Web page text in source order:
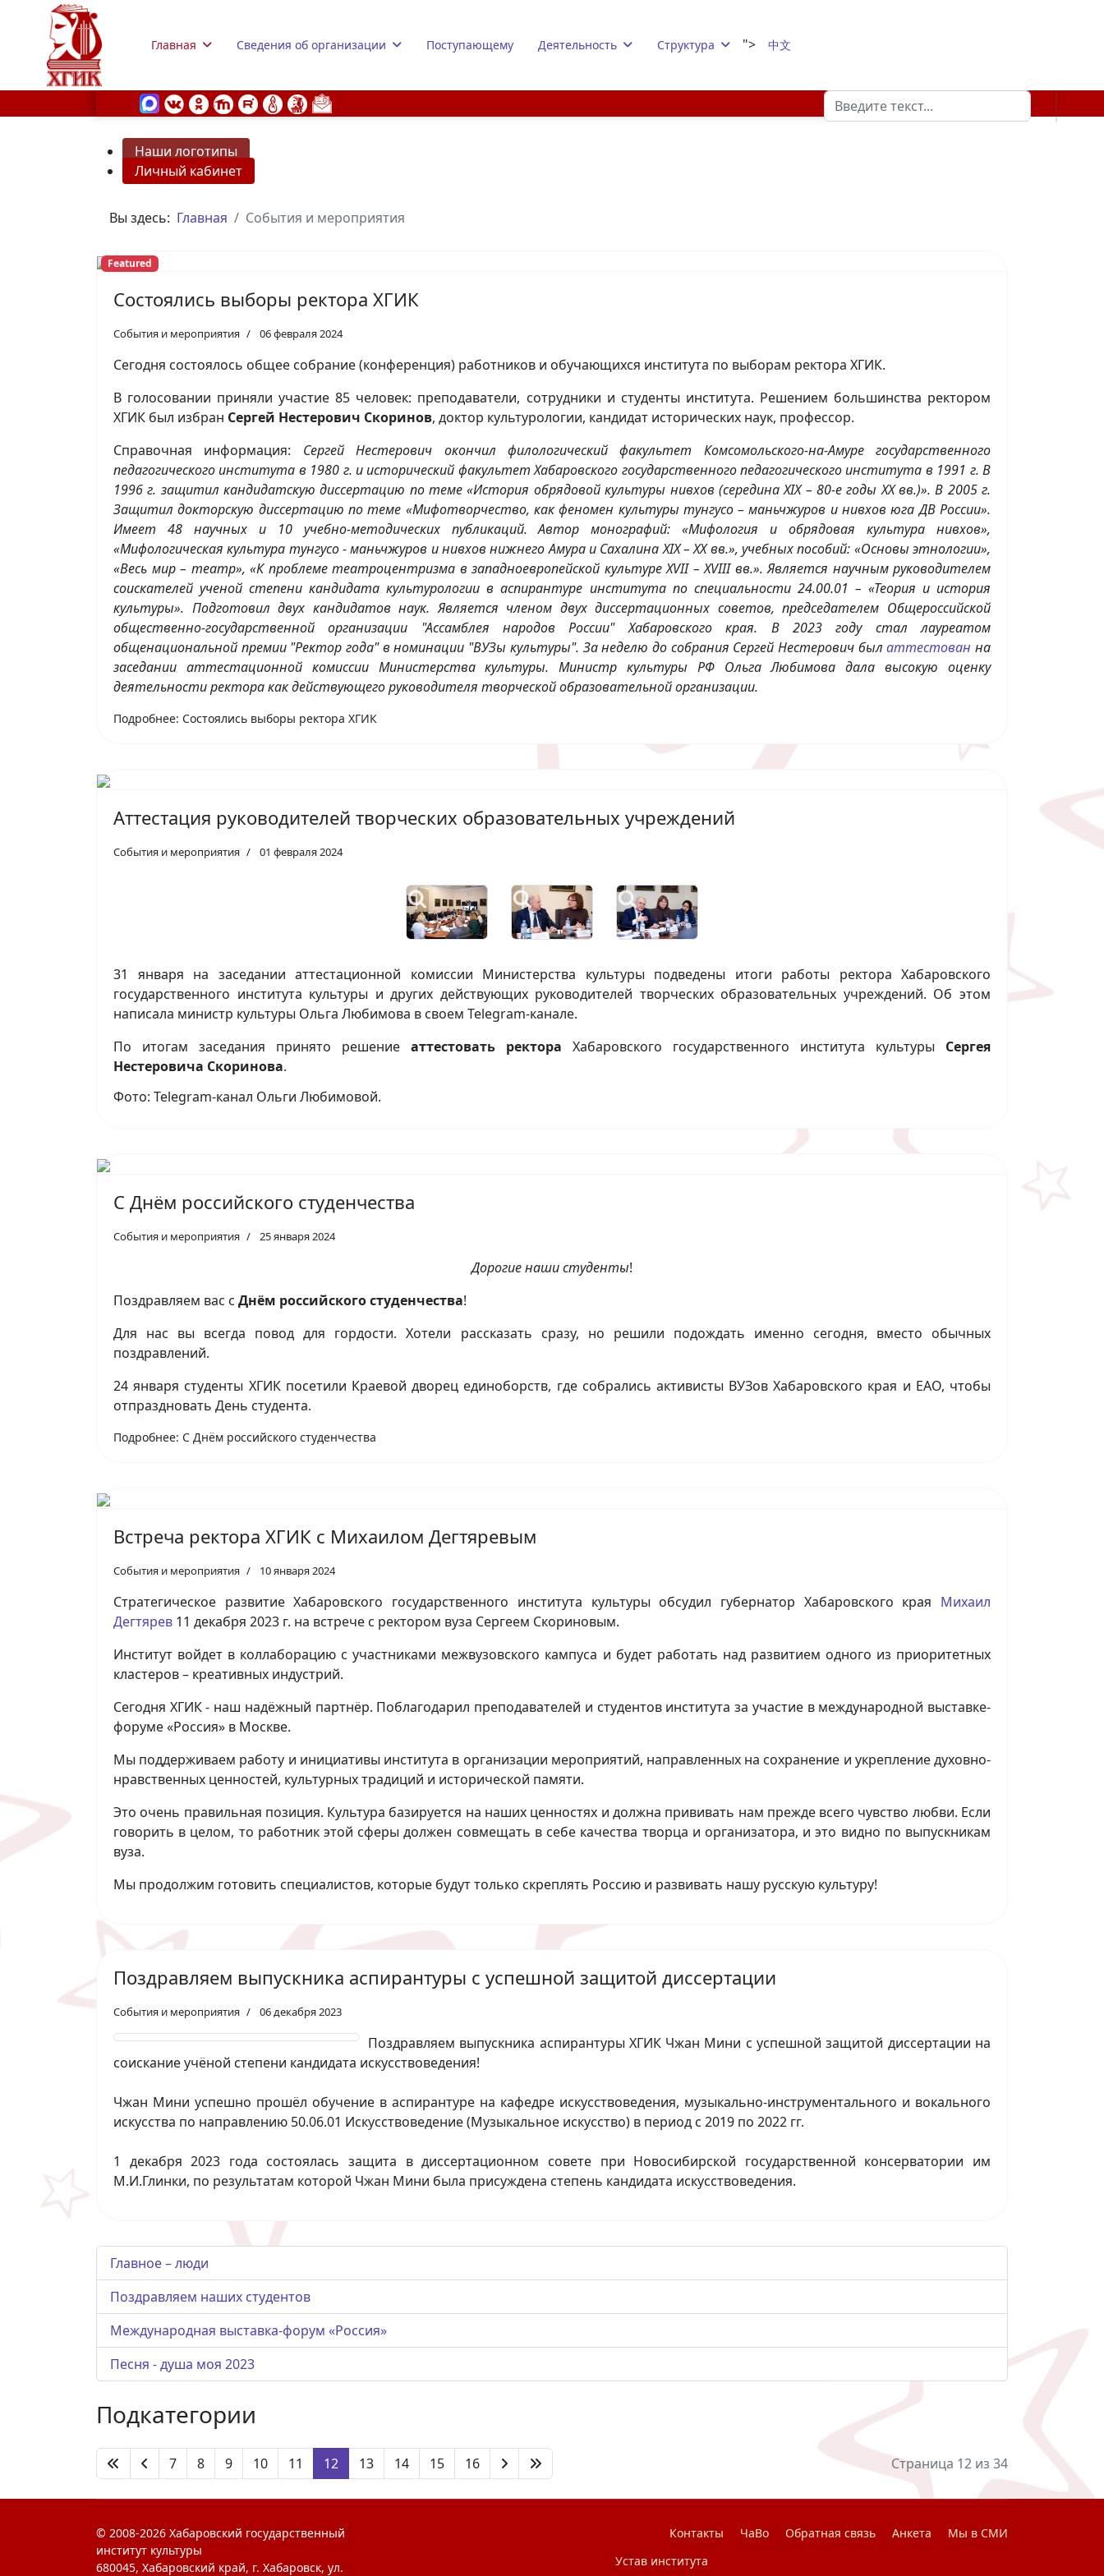
Главная Сведения об организации Поступающему Деятельность Структура "> 中文
Поиск
Наши логотипы
Личный кабинет
Вы здесь: Главная События и мероприятия
Featured
Состоялись выборы ректора ХГИК
События и мероприятия 06 февраля 2024
Сегодня состоялось общее собрание (конференция) работников и обучающихся института по выборам ректора ХГИК.
В голосовании приняли участие 85 человек: преподаватели, сотрудники и студенты института. Решением большинства ректором
ХГИК был избран Сергей Нестерович Скоринов, доктор культурологии, кандидат исторических наук, профессор.
Справочная информация: Сергей Нестерович окончил филологический факультет Комсомольского-на-Амуре государственного
педагогического института в 1980 г. и исторический факультет Хабаровского государственного педагогического института в 1991 г. В
1996 г. защитил кандидатскую диссертацию по теме «История обрядовой культуры нивхов (середина XIX – 80-е годы ХХ вв.)». В 2005 г.
Защитил докторскую диссертацию по теме «Мифотворчество, как феномен культуры тунгусо – маньчжуров и нивхов юга ДВ России».
Имеет 48 научных и 10 учебно-методических публикаций. Автор монографий: «Мифология и обрядовая культура нивхов»,
«Мифологическая культура тунгусо - маньчжуров и нивхов нижнего Амура и Сахалина XIX – XX вв.», учебных пособий: «Основы этнологии»,
«Весь мир – театр», «К проблеме театроцентризма в западноевропейской культуре XVII – XVIII вв.». Является научным руководителем
соискателей ученой степени кандидата культурологии в аспирантуре института по специальности 24.00.01 – «Теория и история
культуры». Подготовил двух кандидатов наук. Является членом двух диссертационных советов, председателем Общероссийской
общественно-государственной организации "Ассамблея народов России" Хабаровского края. В 2023 году стал лауреатом
общенациональной премии "Ректор года" в номинации "ВУЗы культуры". За неделю до собрания Сергей Нестерович былаттестован на
заседании аттестационной комиссии Министерства культуры. Министр культуры РФ Ольга Любимова дала высокую оценку
деятельности ректора как действующего руководителя творческой образовательной организации.
Подробнее: Состоялись выборы ректора ХГИК
Аттестация руководителей творческих образовательных учреждений
События и мероприятия 01 февраля 2024
31 января на заседании аттестационной комиссии Министерства культуры подведены итоги работы ректора Хабаровского
государственного института культуры и других действующих руководителей творческих образовательных учреждений. Об этом
написала министр культуры Ольга Любимова в своем Telegram-канале.
По итогам заседания принято решение аттестовать ректора Хабаровского государственного института культуры Сергея
Нестеровича Скоринова.
Фото: Telegram-канал Ольги Любимовой.
С Днём российского студенчества
События и мероприятия 25 января 2024
Дорогие наши студенты!
Поздравляем вас с Днём российского студенчества!
Для нас вы всегда повод для гордости. Хотели рассказать сразу, но решили подождать именно сегодня, вместо обычных
поздравлений.
24 января студенты ХГИК посетили Краевой дворец единоборств, где собрались активисты ВУЗов Хабаровского края и ЕАО, чтобы
отпраздновать День студента.
Подробнее: С Днём российского студенчества
Встреча ректора ХГИК с Михаилом Дегтяревым
События и мероприятия 10 января 2024
Стратегическое развитие Хабаровского государственного института культуры обсудил губернатор Хабаровского края Михаил
Дегтярев 11 декабря 2023 г. на встрече с ректором вуза Сергеем Скориновым.
Институт войдет в коллаборацию с участниками межвузовского кампуса и будет работать над развитием одного из приоритетных
кластеров – креативных индустрий.
Сегодня ХГИК - наш надёжный партнёр. Поблагодарил преподавателей и студентов института за участие в международной выставке-
форуме «Россия» в Москве.
Мы поддерживаем работу и инициативы института в организации мероприятий, направленных на сохранение и укрепление духовно-
нравственных ценностей, культурных традиций и исторической памяти.
Это очень правильная позиция. Культура базируется на наших ценностях и должна прививать нам прежде всего чувство любви. Если
говорить в целом, то работник этой сферы должен совмещать в себе качества творца и организатора, и это видно по выпускникам
вуза.
Мы продолжим готовить специалистов, которые будут только скреплять Россию и развивать нашу русскую культуру!
Поздравляем выпускника аспирантуры с успешной защитой диссертации
События и мероприятия 06 декабря 2023
Поздравляем выпускника аспирантуры ХГИК Чжан Мини с успешной защитой диссертации на
соискание учёной степени кандидата искусствоведения!
Чжан Мини успешно прошёл обучение в аспирантуре на кафедре искусствоведения, музыкально-инструментального и вокального
искусства по направлению 50.06.01 Искусствоведение (Музыкальное искусство) в период с 2019 по 2022 гг.
1 декабря 2023 года состоялась защита в диссертационном совете при Новосибирской государственной консерватории им
М.И.Глинки, по результатам которой Чжан Мини была присуждена степень кандидата искусствоведения.
Главное – люди
Поздравляем наших студентов
Международная выставка-форум «Россия»
Песня - душа моя 2023
Подкатегории
7 8 9 10 11 12 13 14 15 16 Страница 12 из 34
© 2008-2026 Хабаровский государственный
институт культуры
680045, Хабаровский край, г. Хабаровск, ул.
Контакты ЧаВо Обратная связь Анкета
Мы в СМИ
Устав института